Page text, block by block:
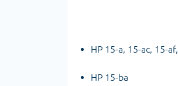
HP 15-a, 15-ac, 15-
HP 15-ba